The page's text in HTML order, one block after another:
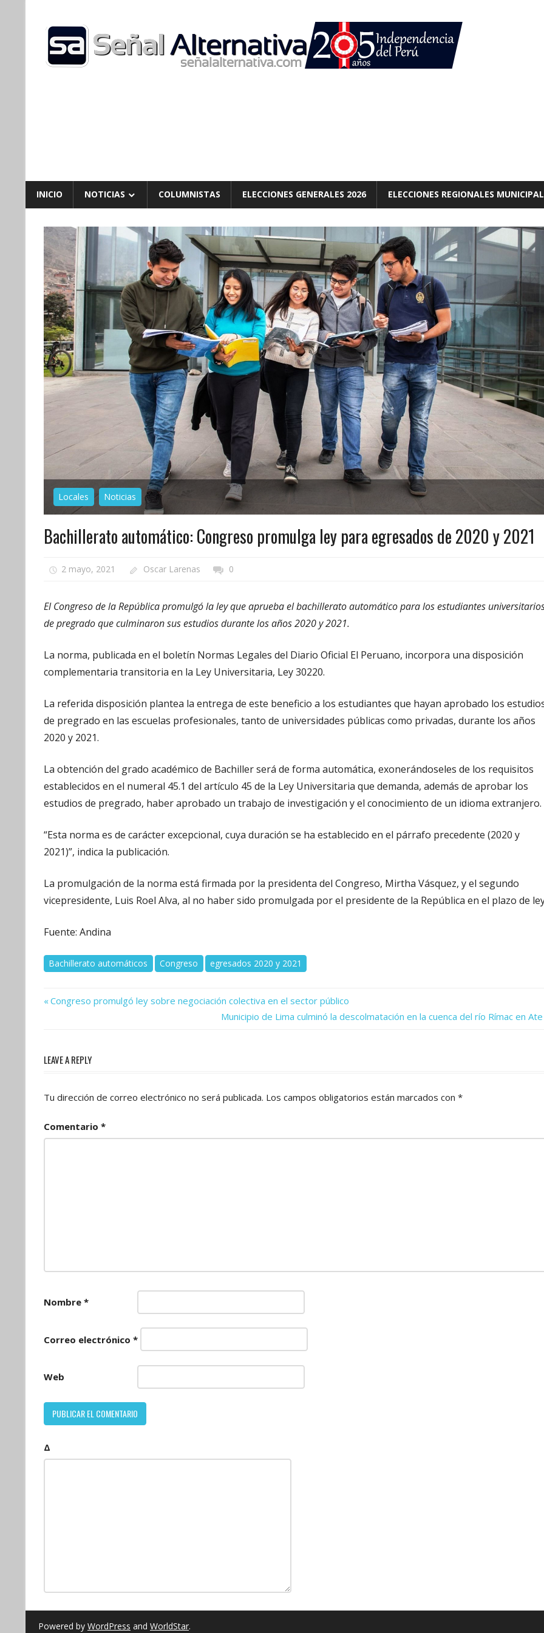
content
INICIO NOTICIAS COLUMNISTAS ELECCIONES GENERALES 2026 ELECCIONES REGIONALES
Locales Noticias
Bachillerato automático: Congreso promulga ley para egresados de 2020 y 2021
2 mayo, 2021 Oscar Larenas 0
El Congreso de la República promulgó la ley que aprueba el bachillerato automático para los estudiantes
de pregrado que culminaron sus estudios durante los años 2020 y 2021.
La norma, publicada en el boletín Normas Legales del Diario Oficial El Peruano, incorpora una disposición
complementaria transitoria en la Ley Universitaria, Ley 30220.
La referida disposición plantea la entrega de este beneficio a los estudiantes que hayan aprobado los
de pregrado en las escuelas profesionales, tanto de universidades públicas como privadas, durante los años
2020 y 2021.
La obtención del grado académico de Bachiller será de forma automática, exonerándoseles de los requisitos
establecidos en el numeral 45.1 del artículo 45 de la Ley Universitaria que demanda, además de aprobar los
estudios de pregrado, haber aprobado un trabajo de investigación y el conocimiento de un idioma extranjero.
“Esta norma es de carácter excepcional, cuya duración se ha establecido en el párrafo precedente (2020 y
2021)”, indica la publicación.
La promulgación de la norma está firmada por la presidenta del Congreso, Mirtha Vásquez, y el segundo
vicepresidente, Luis Roel Alva, al no haber sido promulgada por el presidente de la República en el plazo de
Fuente: Andina
Bachillerato automáticos Congreso egresados 2020 y 2021
Navegación
Previous
Congreso promulgó ley sobre negociación colectiva en el sector público
Next
Municipio de Lima culminó la descolmatación en la cuenca del río Rímac en Ate
LEAVE A REPLY
Tu dirección de correo electrónico no será publicada. Los campos obligatorios están marcados con *
Comentario *
Nombre *
Correo electrónico *
Web
Δ
Powered by WordPress and WorldStar.